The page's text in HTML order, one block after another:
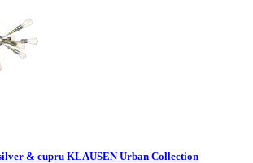
& cupru KLAUSEN Urban Collection